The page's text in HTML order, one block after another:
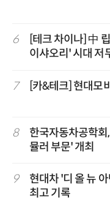
6
[테크 차이나] 中
이샤오리' 시대 저
7 [카&테크] 현대모
8
한국자동차공학
뮬러 부문' 개최
9
현대차 '디 올 뉴
최고 기록